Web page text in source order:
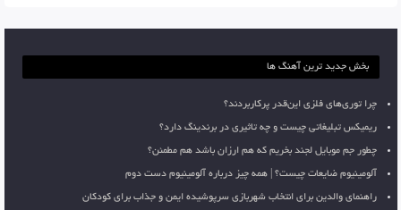
بخش جدید ترین آهنگ ها
چرا توری‌های فلزی این‌قدر پرکاربردند؟
ریمیکس تبلیغاتی چیست و چه تاثیری در برندینگ دارد؟
چطور جم موبایل لجند بخریم که هم ارزان باشد هم مطمئن؟
آلومینیوم ضایعات چیست؟ | همه چیز درباره آلومینیوم دست دوم
راهنمای والدین برای انتخاب شهربازی سرپوشیده ایمن و جذاب برای کودکان